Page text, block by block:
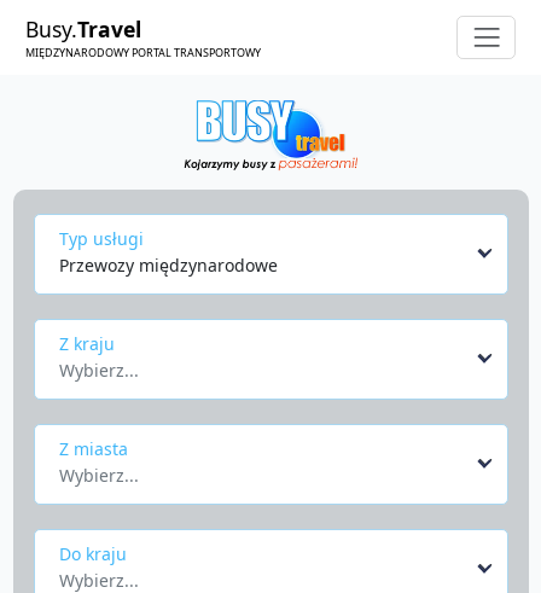
Busy.Travel
MIĘDZYNARODOWY PORTAL TRANSPORTOWY
Typ usługi
Przewozy międzynarodowe
Z kraju
Wybierz...
Z miasta
Wybierz...
Do kraju
Wybierz...